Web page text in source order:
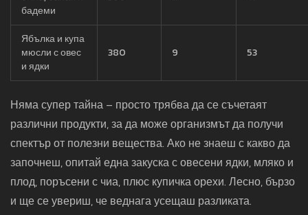
бадеми
Ябълка и купа
мюсли с овес
и ядки
380 9 53
Няма супер тайна – просто трябва да се съчетаят
различни продукти, за да може организмът да получи
спектър от полезни вещества. Ако не знаеш с какво да
започнеш, опитай една закуска с овесени ядки, мляко и
плод, поръсени с чиа, плюс купичка орехи. Лесно, бързо
и ще се увериш, че веднага усещаш разликата.